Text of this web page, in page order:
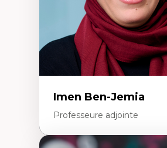
Imen Ben-Jemia
Professeure adjointe